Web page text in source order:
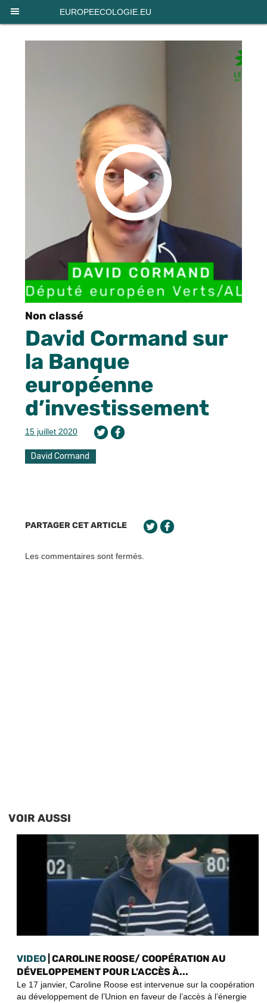
EUROPEECOLOGIE.EU
Non classé
David Cormand sur
la Banque
européenne
d’investissement
15 juillet 2020
David Cormand
PARTAGER CET ARTICLE
Les commentaires sont fermés.
VOIR AUSSI
VIDEO | CAROLINE ROOSE/ COOPÉRATION AU
DÉVELOPPEMENT POUR L’ACCÈS À...
Le 17 janvier, Caroline Roose est intervenue sur la coopération
au développement de l’Union en faveur de l’accès à l’énergie